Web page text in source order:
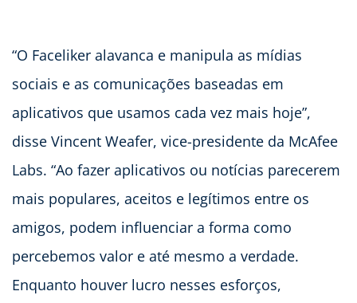
“O Faceliker alavanca e manipula as mídias
sociais e as comunicações baseadas em
aplicativos que usamos cada vez mais hoje”,
disse Vincent Weafer, vice-presidente da McAfee
Labs. “Ao fazer aplicativos ou notícias parecerem
mais populares, aceitos e legítimos entre os
amigos, podem influenciar a forma como
percebemos valor e até mesmo a verdade.
Enquanto houver lucro nesses esforços,